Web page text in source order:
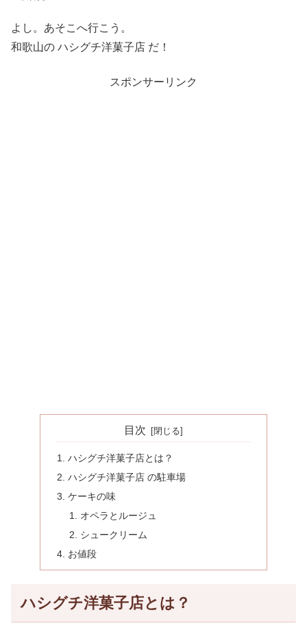
よし。あそこへ行こう。
和歌山の ハシグチ洋菓子店 だ！
スポンサーリンク
目次
ハシグチ洋菓子店とは？
ハシグチ洋菓子店 の駐車場
ケーキの味
オペラとルージュ
シュークリーム
お値段
ハシグチ洋菓子店とは？